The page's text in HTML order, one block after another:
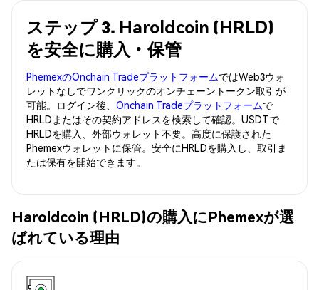
ステップ 3. Haroldcoin (HRLD)
を安全に購入・保管
PhemexのOnchain TradeプラットフォームではWeb3ウォ
レットなしでワンクリックのオンチェーントークン取引が
可能。ログイン後、 Onchain Tradeプラットフォームで
HRLDまたはその契約アドレスを検索して確認。USDTで
HRLDを購入、外部ウォレット不要。高度に保護された
Phemexウォレットに保管。安全にHRLDを購入し、取引ま
たは保有を開始できます。
Haroldcoin (HRLD)の購入にPhemexが選
ばれている理由